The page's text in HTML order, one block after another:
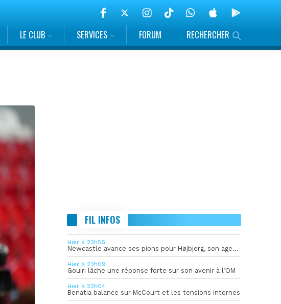
LE CLUB SERVICES FORUM RECHERCHER
FIL INFOS
Hier à 23h56
Newcastle avance ses pions pour Højbjerg, son agent sort du silence
Hier à 23h09
Gouiri lâche une réponse forte sur son avenir à l’OM
Hier à 22h04
Benatia balance sur McCourt et les tensions internes